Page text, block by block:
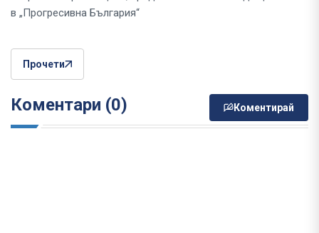
в „Прогресивна България“
Прочети
Коментари (0) Коментирай